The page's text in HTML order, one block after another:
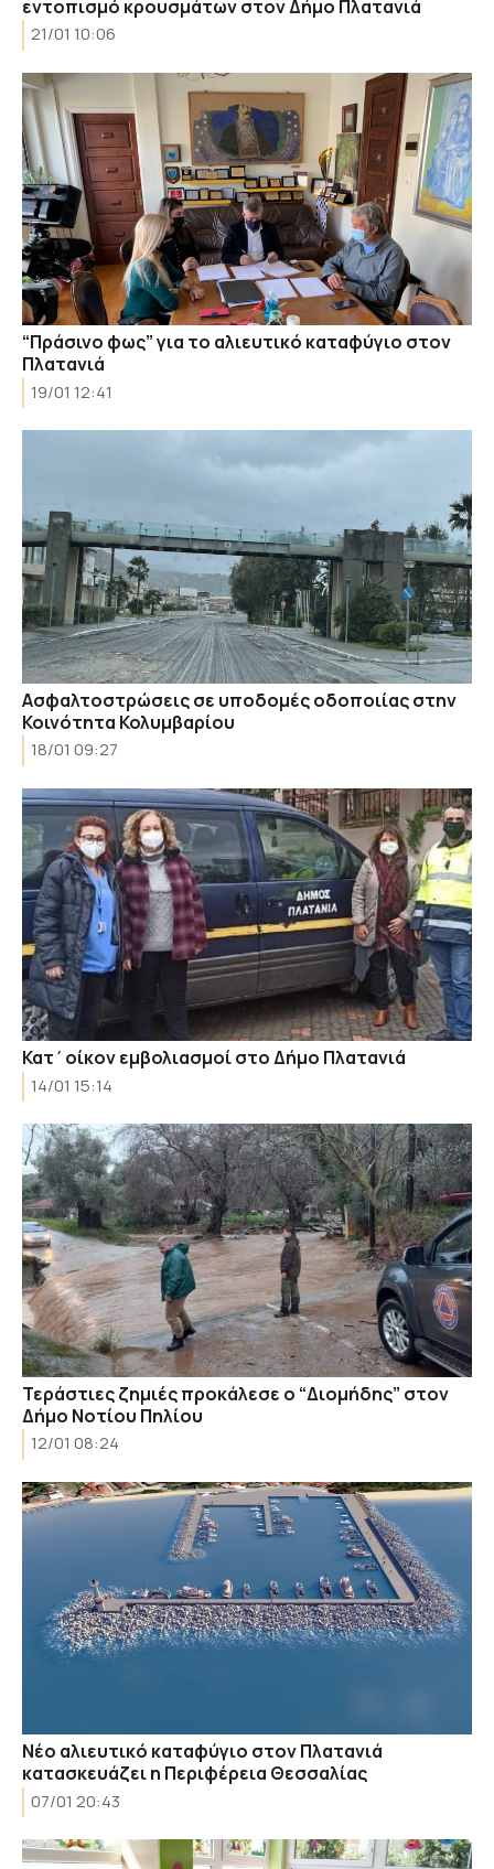
εντοπισμό κρουσμάτων στον Δήμο Πλατανιά
21/01 10:06
“Πράσινο φως” για το αλιευτικό καταφύγιο στον
Πλατανιά
19/01 12:41
Ασφαλτοστρώσεις σε υποδομές οδοποιίας στην
Κοινότητα Κολυμβαρίου
18/01 09:27
Κατ΄οίκον εμβολιασμοί στο Δήμο Πλατανιά
14/01 15:14
Τεράστιες ζημιές προκάλεσε ο “Διομήδης” στον
Δήμο Νοτίου Πηλίου
12/01 08:24
Νέο αλιευτικό καταφύγιο στον Πλατανιά
κατασκευάζει η Περιφέρεια Θεσσαλίας
07/01 20:43